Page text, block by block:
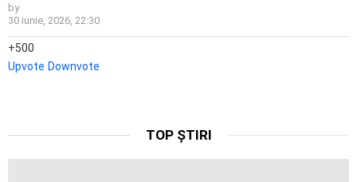
by
30 iunie, 2026, 22:30
500
Upvote Downvote
TOP ȘTIRI